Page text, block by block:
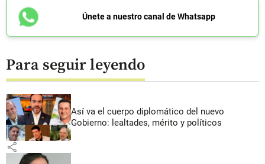
Únete a nuestro canal de Whatsapp
Para seguir leyendo
Así va el cuerpo diplomático del nuevo
Gobierno: lealtades, mérito y políticos
share